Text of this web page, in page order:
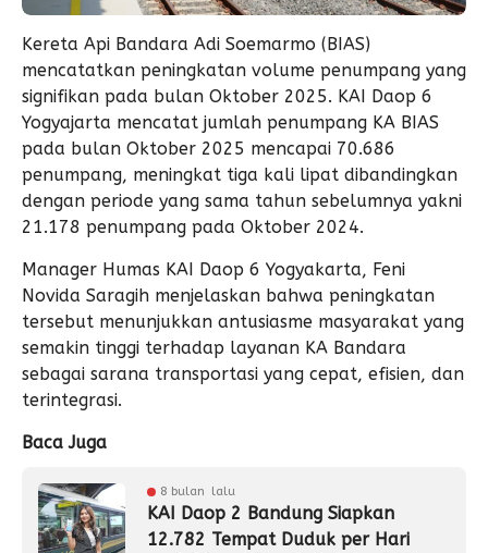
Kereta Api Bandara Adi Soemarmo (BIAS)
mencatatkan peningkatan volume penumpang yang
signifikan pada bulan Oktober 2025. KAI Daop 6
Yogyajarta mencatat jumlah penumpang KA BIAS
pada bulan Oktober 2025 mencapai 70.686
penumpang, meningkat tiga kali lipat dibandingkan
dengan periode yang sama tahun sebelumnya yakni
21.178 penumpang pada Oktober 2024.
Manager Humas KAI Daop 6 Yogyakarta, Feni
Novida Saragih menjelaskan bahwa peningkatan
tersebut menunjukkan antusiasme masyarakat yang
semakin tinggi terhadap layanan KA Bandara
sebagai sarana transportasi yang cepat, efisien, dan
terintegrasi.
Baca Juga
8 bulan lalu
KAI Daop 2 Bandung Siapkan
12.782 Tempat Duduk per Hari